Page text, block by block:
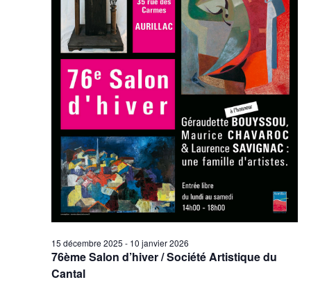
76ème Salon d’hiver / Société Artistique du
Cantal
15 décembre 2025 - 10 janvier 2026